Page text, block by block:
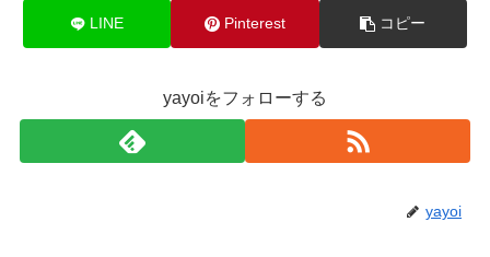
LINE Pinterest コピー
yayoiをフォローする
yayoi